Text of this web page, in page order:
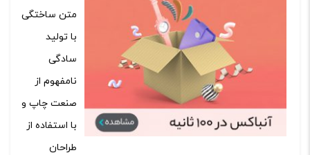
متن ساختگی
با تولید
سادگی
نامفهوم از
صنعت چاپ و
با استفاده از
طراحان